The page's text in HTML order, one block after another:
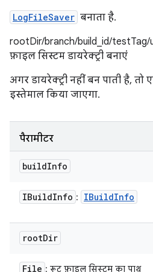
LogFileSaver बनाता है.
rootDir/branch/build_id/
फ़ाइल सिस्टम डायरेक्ट्री बनाएं
अगर डायरेक्ट्री नहीं बन पाती है, तो
इस्तेमाल किया जाएगा.
पैरामीटर
buildInfo
IBuildInfo : IBuildInfo
rootDir
File : रूट फ़ाइल सिस्टम का पाथ